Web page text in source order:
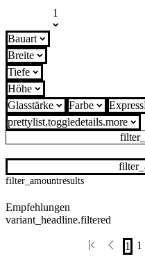
1
Bauart
Breite
Tiefe
Höhe
Glasstärke
Farbe
prettylist.toggledetails.more
filter_amountresults
variant_headline.filtered